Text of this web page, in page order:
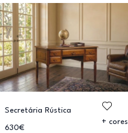
Secretária Rústica
630€
+ cores